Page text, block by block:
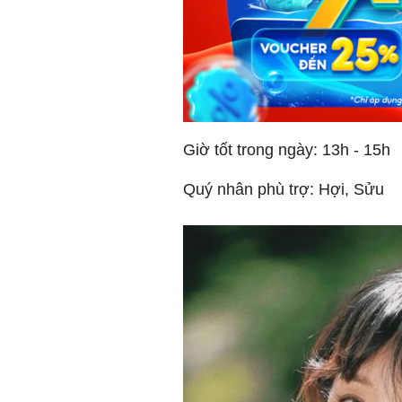
Giờ tốt trong ngày: 13h - 15h
Quý nhân phù trợ: Hợi, Sửu